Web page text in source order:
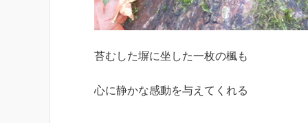
苔むした塀に坐した一枚の楓も
心に静かな感動を与えてくれる